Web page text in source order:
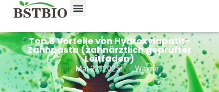
Top 8 Vorteile von Hydroxylapatit-
Zahnpasta (zahnärztlich geprüfter
Leitfaden)
Mai 22, 2025 Wayne